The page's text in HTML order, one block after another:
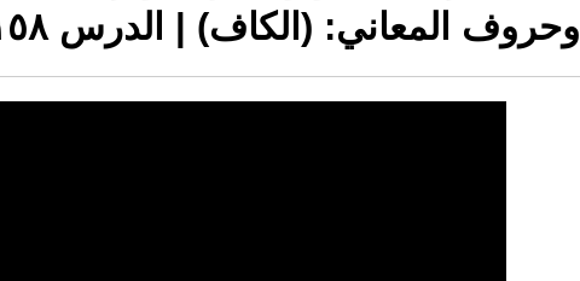
وحروف المعاني: (الكاف) | الدرس ١٥٨